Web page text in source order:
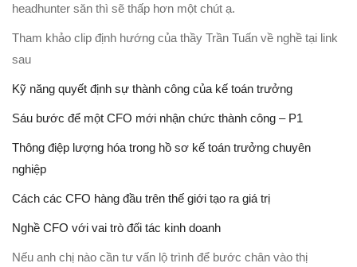
headhunter săn thì sẽ thấp hơn một chút ạ.
Tham khảo clip định hướng của thầy Trần Tuấn về nghề tại link
sau
Kỹ năng quyết định sự thành công của kế toán trưởng
Sáu bước để một CFO mới nhận chức thành công – P1
Thông điệp lượng hóa trong hồ sơ kế toán trưởng chuyên
nghiệp
Cách các CFO hàng đầu trên thế giới tạo ra giá trị
Nghề CFO với vai trò đối tác kinh doanh
Nếu anh chị nào cần tư vấn lộ trình để bước chân vào thị